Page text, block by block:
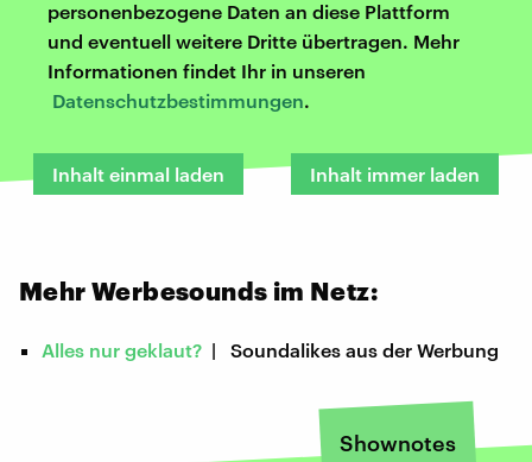
personenbezogene Daten an diese Plattform
und eventuell weitere Dritte übertragen. Mehr
Informationen findet Ihr in unseren
Datenschutzbestimmungen.
Inhalt einmal laden Inhalt immer laden
Mehr Werbesounds im Netz:
Alles nur geklaut? | Soundalikes aus der Werbung
Shownotes